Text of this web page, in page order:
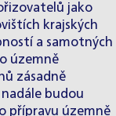
jako
krajských
a samotných
územně
zásadně
budou
přípravu územně